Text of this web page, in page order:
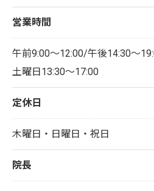
営業時間
午前9:00～12:00/午後14:30～
土曜日13:30～17:00
定休日
木曜日・日曜日・祝日
院長